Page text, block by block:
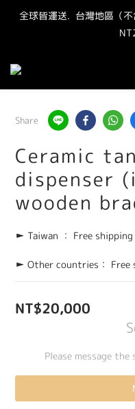
"點我" 加官
全球皆運送.  台灣地區（
"點我" 加官
Share
Ceramic
dispenser
wooden
► Taiwan ： Free
► Other countries： Free
NT$20,000
Please message